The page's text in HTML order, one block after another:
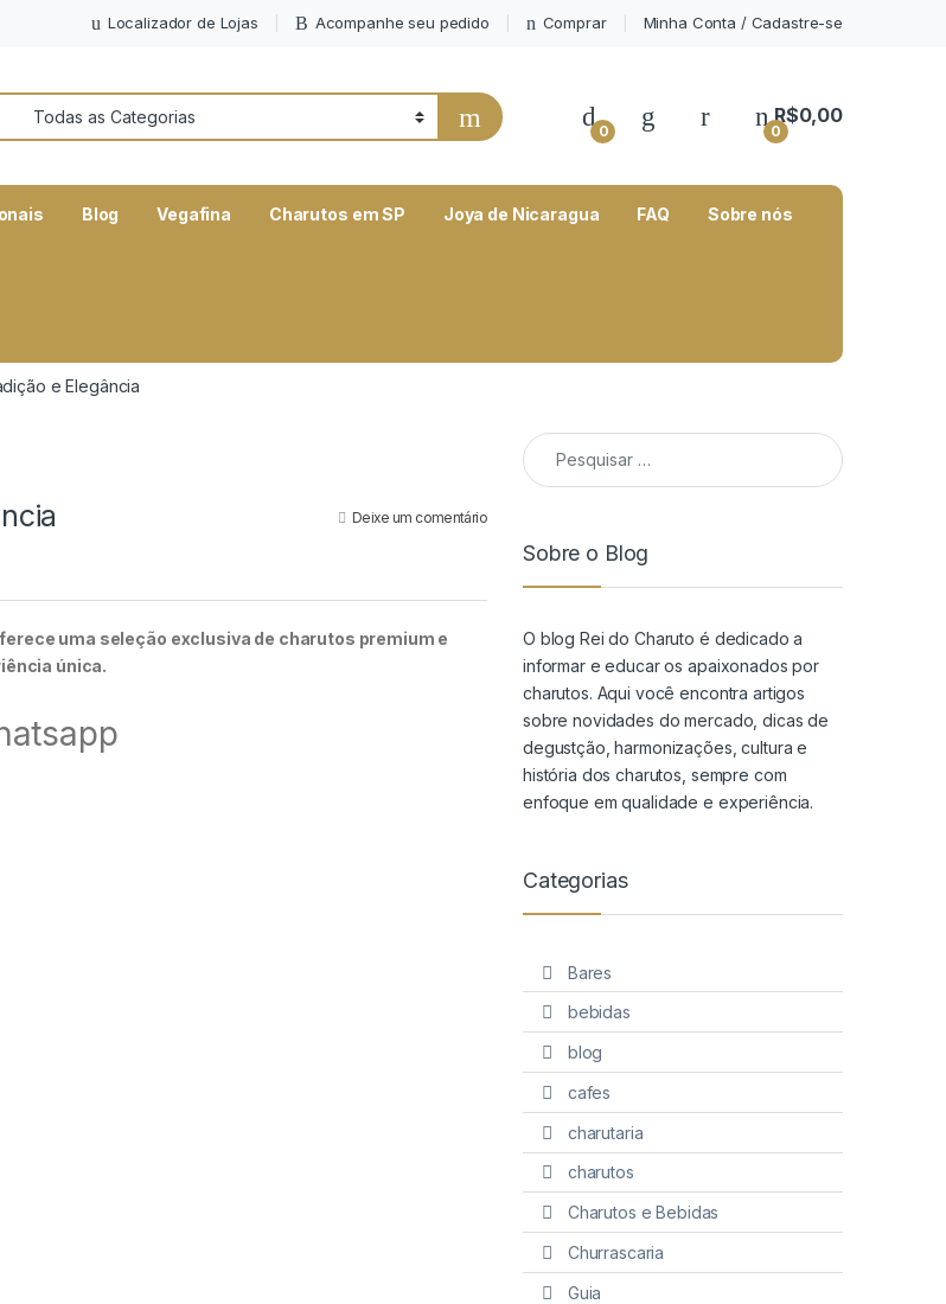
Localizador de Lojas Acompanhe seu pedido Comprar Minha Conta / Cadastre-se
0
My Account
0
R$0,00
Blog Vegafina Charutos em SP Joya de Nicaragua FAQ Sobre nós
e Elegância
Deixe um comentário
uma seleção exclusiva de charutos premium e
única.
Pesquisar por:
Sobre o Blog
O blog Rei do Charuto é dedicado a
informar e educar os apaixonados por
charutos. Aqui você encontra artigos
sobre novidades do mercado, dicas de
degustção, harmonizações, cultura e
história dos charutos, sempre com
enfoque em qualidade e experiência.
Categorias
Bares
bebidas
blog
cafes
charutaria
charutos
Charutos e Bebidas
Churrascaria
Guia